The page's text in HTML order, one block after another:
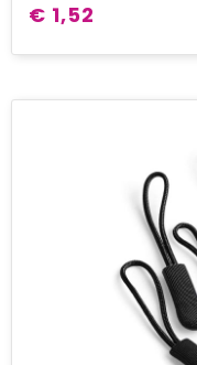
€ 1,52